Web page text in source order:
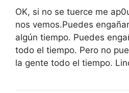
OK, si no se tuerce me
nos vemos.Puedes
algún tiempo. Puedes
todo el tiempo. Pero no
la gente todo el tiempo.